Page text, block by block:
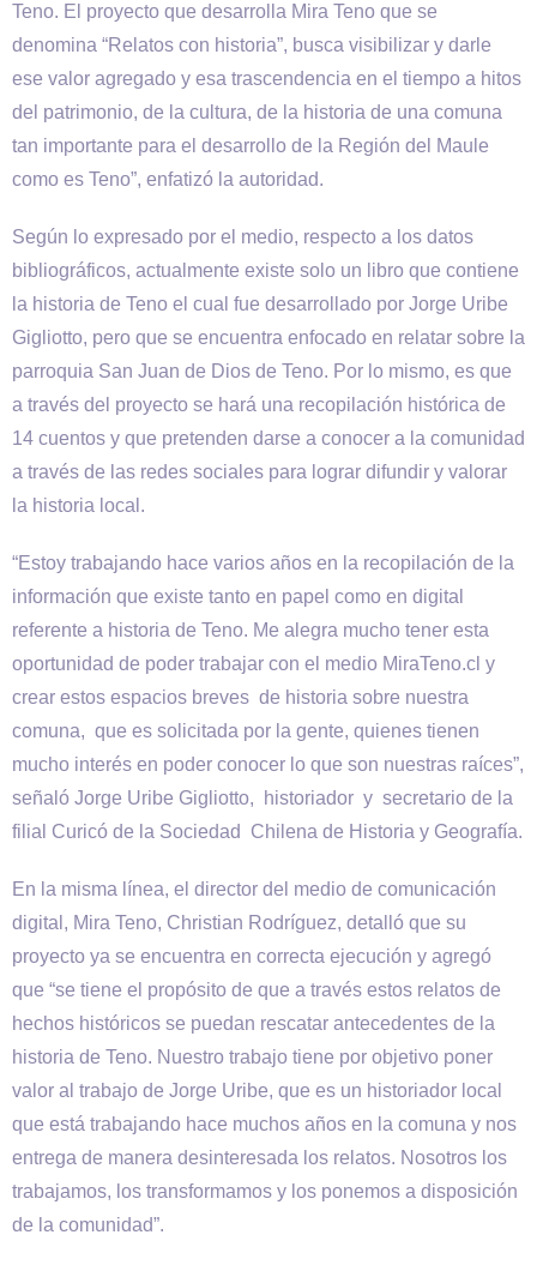
Teno. El proyecto que desarrolla Mira Teno que se
denomina “Relatos con historia”, busca visibilizar y darle
ese valor agregado y esa trascendencia en el tiempo a hitos
del patrimonio, de la cultura, de la historia de una comuna
tan importante para el desarrollo de la Región del Maule
como es Teno”, enfatizó la autoridad.
Según lo expresado por el medio, respecto a los datos
bibliográficos, actualmente existe solo un libro que contiene
la historia de Teno el cual fue desarrollado por Jorge Uribe
Gigliotto, pero que se encuentra enfocado en relatar sobre la
parroquia San Juan de Dios de Teno. Por lo mismo, es que
a través del proyecto se hará una recopilación histórica de
14 cuentos y que pretenden darse a conocer a la comunidad
a través de las redes sociales para lograr difundir y valorar
la historia local.
“Estoy trabajando hace varios años en la recopilación de la
información que existe tanto en papel como en digital
referente a historia de Teno. Me alegra mucho tener esta
oportunidad de poder trabajar con el medio MiraTeno.cl y
crear estos espacios breves de historia sobre nuestra
comuna, que es solicitada por la gente, quienes tienen
mucho interés en poder conocer lo que son nuestras raíces”,
señaló Jorge Uribe Gigliotto, historiador y secretario de la
filial Curicó de la Sociedad Chilena de Historia y Geografía.
En la misma línea, el director del medio de comunicación
digital, Mira Teno, Christian Rodríguez, detalló que su
proyecto ya se encuentra en correcta ejecución y agregó
que “se tiene el propósito de que a través estos relatos de
hechos históricos se puedan rescatar antecedentes de la
historia de Teno. Nuestro trabajo tiene por objetivo poner
valor al trabajo de Jorge Uribe, que es un historiador local
que está trabajando hace muchos años en la comuna y nos
entrega de manera desinteresada los relatos. Nosotros los
trabajamos, los transformamos y los ponemos a disposición
de la comunidad”.